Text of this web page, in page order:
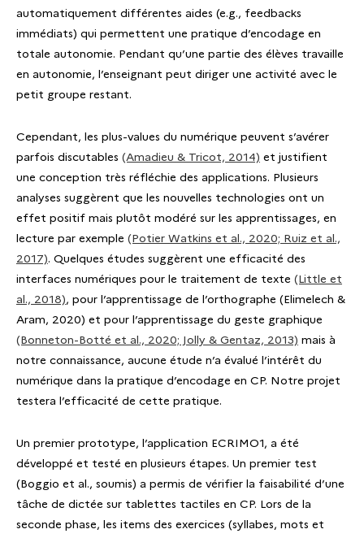
automatiquement différentes aides (e.g., feedbacks
immédiats) qui permettent une pratique d’encodage en
totale autonomie. Pendant qu’une partie des élèves travaille
en autonomie, l’enseignant peut diriger une activité avec le
petit groupe restant.
Cependant, les plus-values du numérique peuvent s’avérer
parfois discutables (Amadieu & Tricot, 2014) et justifient
une conception très réfléchie des applications. Plusieurs
analyses suggèrent que les nouvelles technologies ont un
effet positif mais plutôt modéré sur les apprentissages, en
lecture par exemple (Potier Watkins et al., 2020; Ruiz et al.,
2017). Quelques études suggèrent une efficacité des
interfaces numériques pour le traitement de texte (Little et
al., 2018), pour l’apprentissage de l’orthographe (Elimelech &
Aram, 2020) et pour l’apprentissage du geste graphique
(Bonneton-Botté et al., 2020; Jolly & Gentaz, 2013) mais à
notre connaissance, aucune étude n’a évalué l’intérêt du
numérique dans la pratique d’encodage en CP. Notre projet
testera l’efficacité de cette pratique.
Un premier prototype, l’application ECRIMO1, a été
développé et testé en plusieurs étapes. Un premier test
(Boggio et al., soumis) a permis de vérifier la faisabilité d’une
tâche de dictée sur tablettes tactiles en CP. Lors de la
seconde phase, les items des exercices (syllabes, mots et